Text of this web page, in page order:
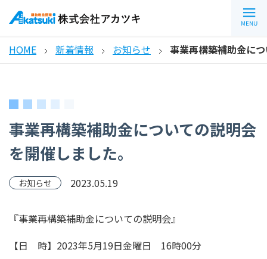
HOME 新着情報 お知らせ 事業再構築補助金に
事業再構築補助金についての説明会
を開催しました。
お知らせ 2023.05.19
『事業再構築補助金についての説明会』
【日 時】2023年5月19日金曜日 16時00分